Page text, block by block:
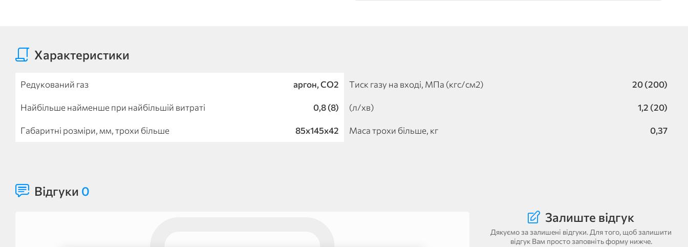
Характеристики
Редукований газ аргон, СО2 Тиск газу на вході, МПа (кгс/см2) 20 (200)
Найбільше найменше при найбільшій витраті 0,8 (8) (л/хв) 1,2 (20)
Габаритні розміри, мм, трохи більше 85х145х42 Маса трохи більше, кг 0,37
Відгуки 0
Залиште відгук
Дякуємо за залишені відгуки. Для того, щоб залишити
відгук Вам просто заповніть форму нижче.